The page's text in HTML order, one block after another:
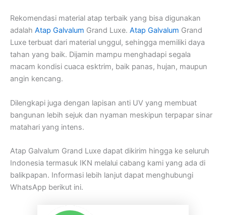
Rekomendasi material atap terbaik yang bisa digunakan
adalah Atap Galvalum Grand Luxe. Atap Galvalum Grand
Luxe terbuat dari material unggul, sehingga memiliki daya
tahan yang baik. Dijamin mampu menghadapi segala
macam kondisi cuaca esktrim, baik panas, hujan, maupun
angin kencang.
Dilengkapi juga dengan lapisan anti UV yang membuat
bangunan lebih sejuk dan nyaman meskipun terpapar sinar
matahari yang intens.
Atap Galvalum Grand Luxe dapat dikirim hingga ke seluruh
Indonesia termasuk IKN melalui cabang kami yang ada di
balikpapan. Informasi lebih lanjut dapat menghubungi
WhatsApp berikut ini.